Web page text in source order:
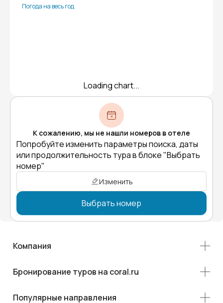
Погода на весь год
Loading chart...
К сожалению, мы не нашли номеров в отеле
Попробуйте изменить параметры поиска, даты
или продолжительность тура в блоке "Выбрать
номер"
Изменить
Выбрать номер
Компания
Бронирование туров на coral.ru
Популярные направления